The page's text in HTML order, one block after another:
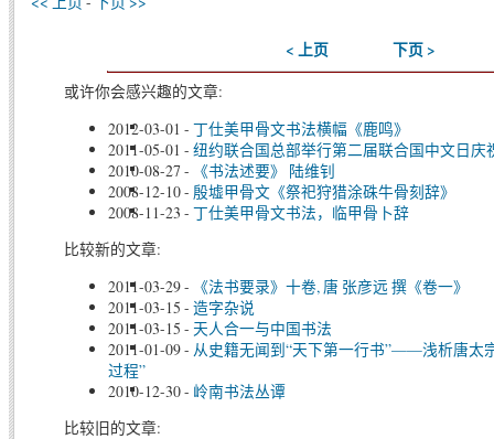
< 上页 下页 >
或许你会感兴趣的文章:
2012-03-01 - 丁仕美甲骨文书法横幅《鹿鸣》
2011-05-01 - 纽约联合国总部举行第二届联合国中文日庆
2010-08-27 - 《书法述要》 陆维钊
2008-12-10- 殷墟甲骨文《祭祀狩猎涂硃牛骨刻辞》
2008-11-23 - 丁仕美甲骨文书法，临甲骨卜辞
比较新的文章:
2011-03-29- 《法书要录》十卷, 唐 张彦远 撰《卷一》
2011-03-15 - 造字杂说
2011-03-15 - 天人合一与中国书法
2011-01-09- 从史籍无闻到“天下第一行书”——浅析唐太
过程”
2010-12-30- 岭南书法丛谭
比较旧的文章: